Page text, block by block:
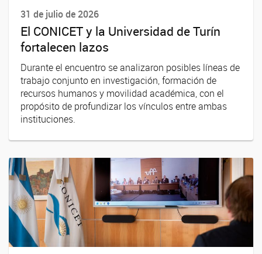
31 de julio de 2026
El CONICET y la Universidad de Turín
fortalecen lazos
Durante el encuentro se analizaron posibles líneas de
trabajo conjunto en investigación, formación de
recursos humanos y movilidad académica, con el
propósito de profundizar los vínculos entre ambas
instituciones.